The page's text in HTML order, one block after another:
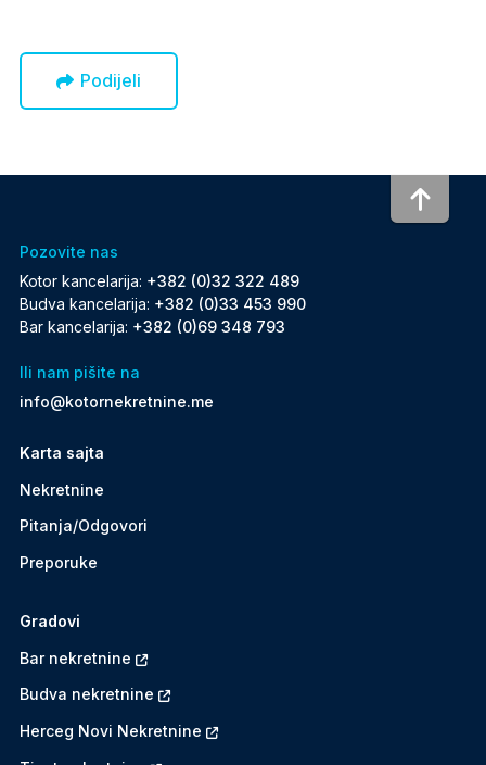
Podijeli
Pozovite nas
Kotor kancelarija: +382 (0)32 322 489
Budva kancelarija: +382 (0)33 453 990
Bar kancelarija: +382 (0)69 348 793
Ili nam pišite na
info@kotornekretnine.me
Karta sajta
Nekretnine
Pitanja/Odgovori
Preporuke
Gradovi
Bar nekretnine
Budva nekretnine
Herceg Novi Nekretnine
To